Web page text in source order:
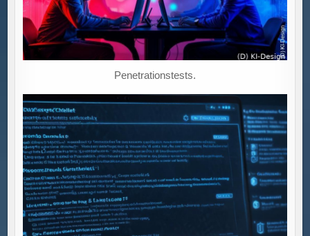
Penetrationstests.